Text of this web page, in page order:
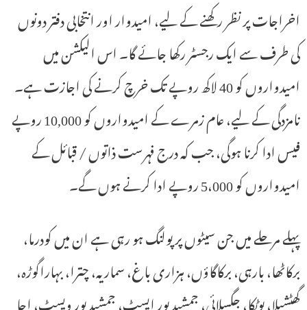
اخراجات پر نظر رکھنے کے لیے، امیدوار اور انتخابی دفتر دونوں
کی طرف سے ایک رجسٹر رکھا جائے گا۔ اس الیکشن میں
امیدواروں کو 40 لاکھ روپے تک خرچ کرنے کی اجازت ہے۔
نامزدگی کے لیے، عام زمرے کے امیدواروں کو 10,000 روپے
فیس ادا کرنا ہوگی، جب کہ درج فہرست ذاتوں / قبائل کے
امیدواروں کو 5،000 روپے ادا کرنے ہوں گے۔
پہلے مرحلے میں جن سیٹوں پر پولنگ ہو رہی ہے ان میں کودرما،
برکاٹھا، بارہی، برکاگاؤں، ہزاری باغ، سماریہ، چترا، بہاراگوڑہ،
گھٹشیلا، پوٹکا، جگسلائی، جمشید پور ایسٹ، جمشید پور ویسٹ، اچا